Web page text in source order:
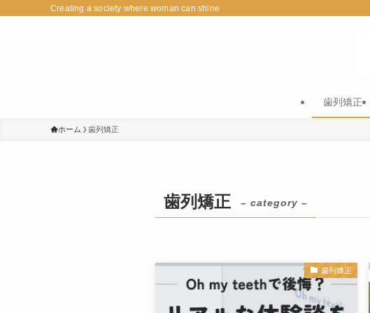
Creating a society where woman can shine
歯列矯正
ホーム 歯列矯正
歯列矯正 – category –
歯列矯正